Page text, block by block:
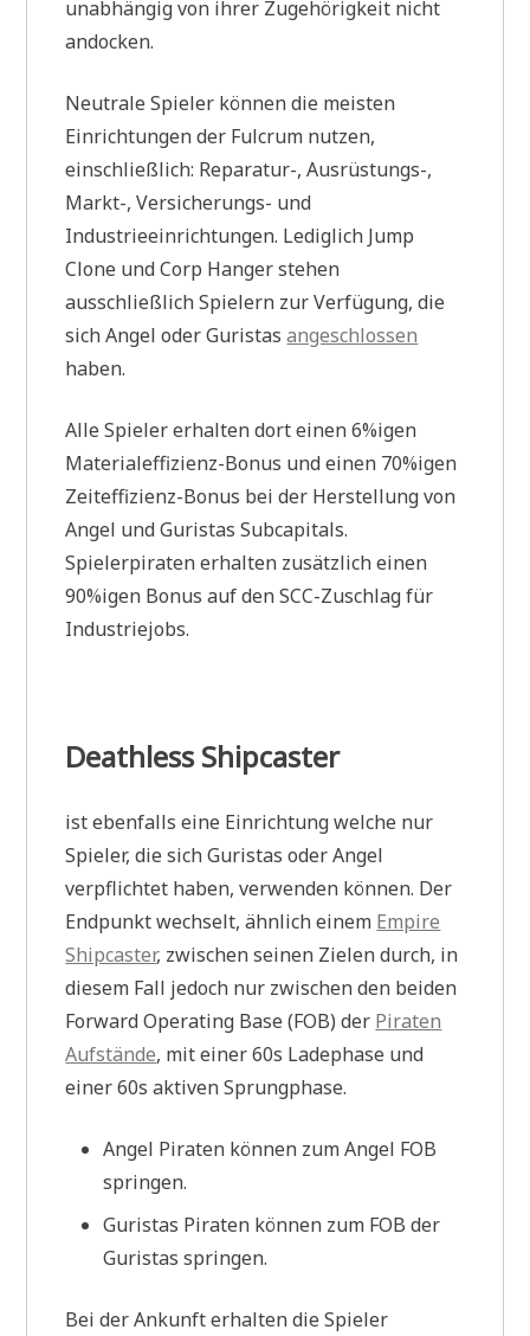
unabhängig von ihrer Zugehörigkeit nicht
andocken.
Neutrale Spieler können die meisten
Einrichtungen der Fulcrum nutzen,
einschließlich: Reparatur-, Ausrüstungs-,
Markt-, Versicherungs- und
Industrieeinrichtungen. Lediglich Jump
Clone und Corp Hanger stehen
ausschließlich Spielern zur Verfügung, die
sich Angel oder Guristasangeschlossen
haben.
Alle Spieler erhalten dort einen 6%igen
Materialeffizienz-Bonus und einen 70%igen
Zeiteffizienz-Bonus bei der Herstellung von
Angel und Guristas Subcapitals.
Spielerpiraten erhalten zusätzlich einen
90%igen Bonus auf den SCC-Zuschlag für
Industriejobs.
Deathless Shipcaster
ist ebenfalls eine Einrichtung welche nur
Spieler, die sich Guristas oder Angel
verpflichtet haben, verwenden können. Der
Endpunkt wechselt, ähnlich einem Empire
Shipcaster, zwischen seinen Zielen durch, in
diesem Fall jedoch nur zwischen den beiden
Forward Operating Base (FOB) der Piraten
Aufstände, mit einer 60s Ladephase und
einer 60s aktiven Sprungphase.
Angel Piraten können zum Angel FOB
springen.
Guristas Piraten können zum FOB der
Guristas springen.
Bei der Ankunft erhalten die Spieler